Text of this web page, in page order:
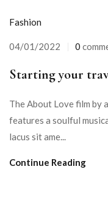
Fashion
Posted
04/01/2022 0
Starting your
The About Love film by
features a soulful
lacus sit ame...
Continue Reading